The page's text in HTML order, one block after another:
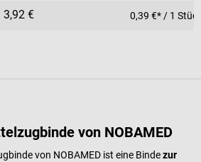
3,92 € 0,39 €* / 1
von NOBAMED
von NOBAMED ist eine Bindezur